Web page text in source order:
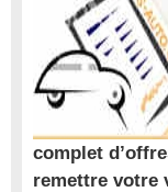
complet
remettre votre